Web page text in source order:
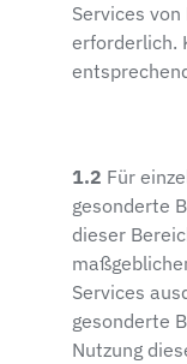
Services
erforderlich.
1.2 Für
gesonderte
dieser
Services
gesonderte
Nutzung